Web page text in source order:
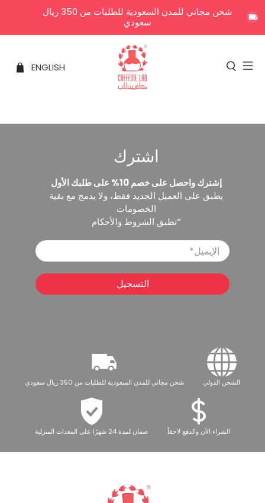
شحن مجاني للمدن السعودية للطلبات من 350 ريال
سعودي
ENGLISH
اشترك
إشترك واحصل على خصم 10% على طلبك الأول
يطبق على العميل الجديد فقط، ولا يدمج مع بقية
الخصومات
*تطبق الشروط والأحكام
الإيميل
التسجيل
الشحن الدولي شحن مجاني للمدن السعودية للطلبات من 350 ريال سعودي
الشراء الآن والدفع لاحقاً ضمان لمدة 24 شهرًا على المعدات المنزلية